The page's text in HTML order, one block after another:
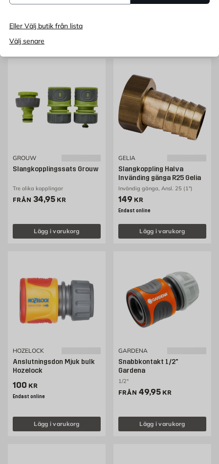
Eller Välj butik från lista
Välj senare
Pris 99 kr
99
Lägg i varukorg
Pris 55 kr
55
GROUW
Slangkopplingssats Grouw
Tre olika kopplingar
FRÅN Pris 34.95 kr
34,95 KR
Lägg i varukorg
GELIA
Slangkoppling Halva
Invänding gänga R25 Gelia
Invändig gänga, Ansl. 25 (1")
Pris 149 kr
149 KR
Endast online
Lägg i varukorg
HOZELOCK
Anslutningsdon Mjuk bulk
Hozelock
Pris 100 kr
100 KR
Endast online
Lägg i varukorg
GARDENA
Snabbkontakt 1/2"
Gardena
1/2"
FRÅN Pris 49.95 kr
49,95 KR
Lägg i varukorg